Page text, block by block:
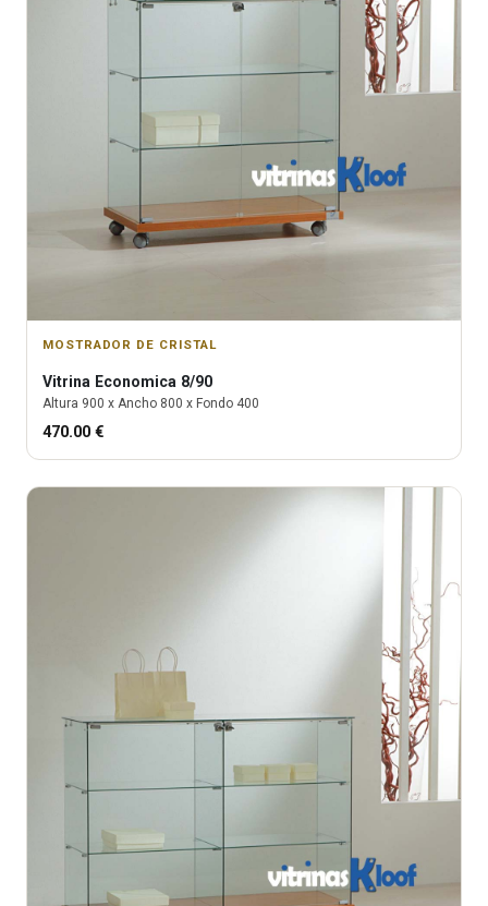
MOSTRADOR DE CRISTAL
Vitrina Economica 8/90
Altura 900 x Ancho 800 x Fondo 400
470.00 €